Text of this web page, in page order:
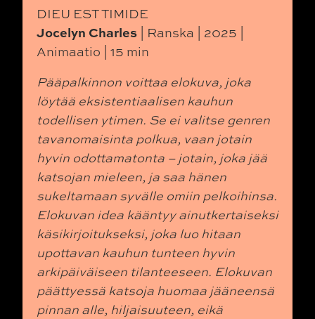
DIEU EST TIMIDE
Jocelyn Charles| Ranska | 2025 |
Animaatio | 15 min
Pääpalkinnon voittaa elokuva, joka
löytää eksistentiaalisen kauhun
todellisen ytimen. Se ei valitse genren
tavanomaisinta polkua, vaan jotain
hyvin odottamatonta – jotain, joka jää
katsojan mieleen, ja saa hänen
sukeltamaan syvälle omiin pelkoihinsa.
Elokuvan idea kääntyy ainutkertaiseksi
käsikirjoitukseksi, joka luo hitaan
upottavan kauhun tunteen hyvin
arkipäiväiseen tilanteeseen. Elokuvan
päättyessä katsoja huomaa jääneensä
pinnan alle, hiljaisuuteen, eikä